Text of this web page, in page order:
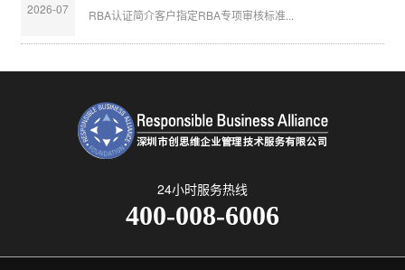
2026-07 RBA认证简介客户指定RBA专项审核标准...
24小时服务热线
400-008-6006